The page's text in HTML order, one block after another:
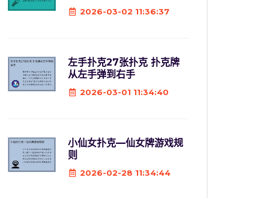
2026-03-02 11:36:37
左手扑克27张扑克 扑克牌
从左手弹到右手
2026-03-01 11:34:40
小仙女扑克—仙女牌游戏规
则
2026-02-28 11:34:44